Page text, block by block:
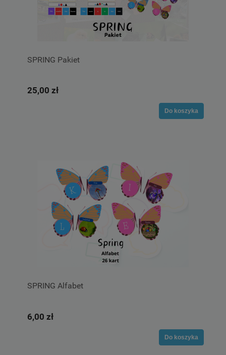
SPRING Pakiet
25,00 zł
Do koszyka
SPRING Alfabet
6,00 zł
Do koszyka